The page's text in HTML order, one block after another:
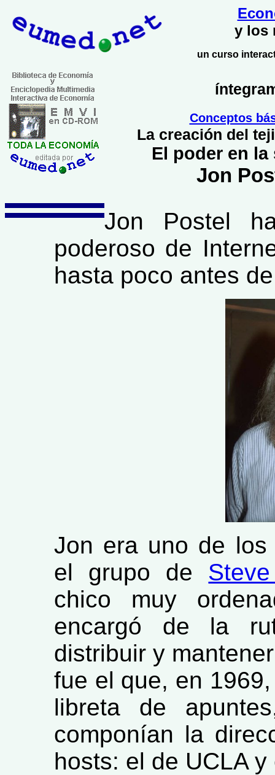
y los
un curso
Conceptos
La creación del
El poder en
Jon
Jon Postel
poderoso de
hasta poco antes
Jon era uno de los
el grupo de
chico muy
encargó de la
distribuir y
fue el que, en
libreta de
componían la
hosts: el de UCLA